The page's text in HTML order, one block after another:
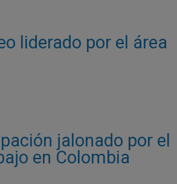
liderado por el área
jalonado por el
en Colombia